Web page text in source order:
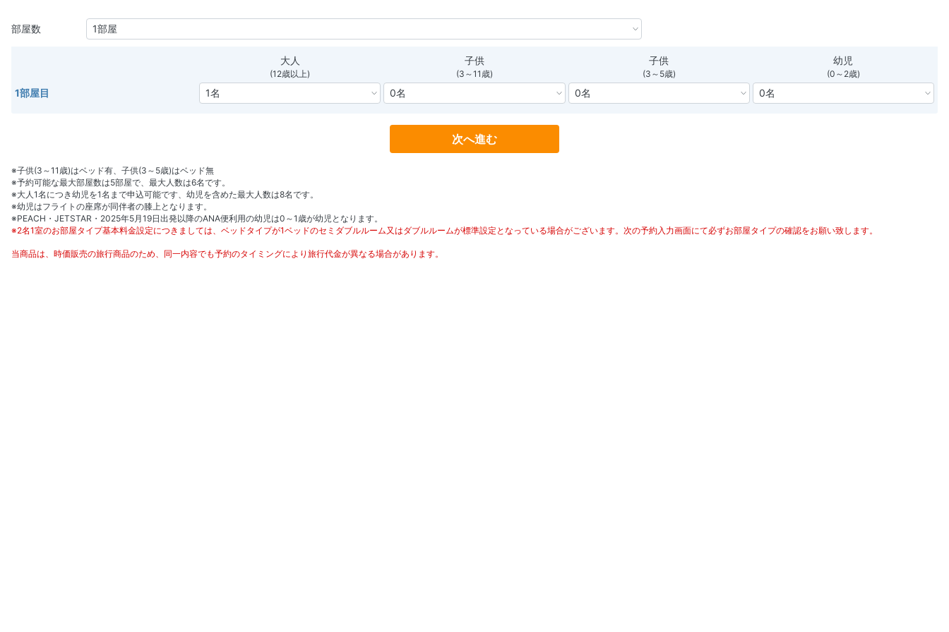
部屋数
大人
(12歳以上)
子供
(3～11歳)
子供
(3～5歳)
幼児
(0～2歳)
1部屋目
次へ進む
※子供(3～11歳)はベッド有、子供(3～5歳)はベッド無
※予約可能な最大部屋数は5部屋で、最大人数は6名です。
※大人1名につき幼児を1名まで申込可能です、幼児を含めた最大人数は8名です。
※幼児はフライトの座席が同伴者の膝上となります。
※PEACH・JETSTAR・2025年5月19日出発以降のANA便利用の幼児は0～1歳が幼児となります。
※2名1室のお部屋タイプ基本料金設定につきましては、ベッドタイプが1ベッドのセミダブルルーム又はダブルルームが標準設定となっている場合がございます。次の予約入力画面にて必ずお部屋タイプの確認をお願い致します。
当商品は、時価販売の旅行商品のため、同一内容でも予約のタイミングにより旅行代金が異なる場合があります。